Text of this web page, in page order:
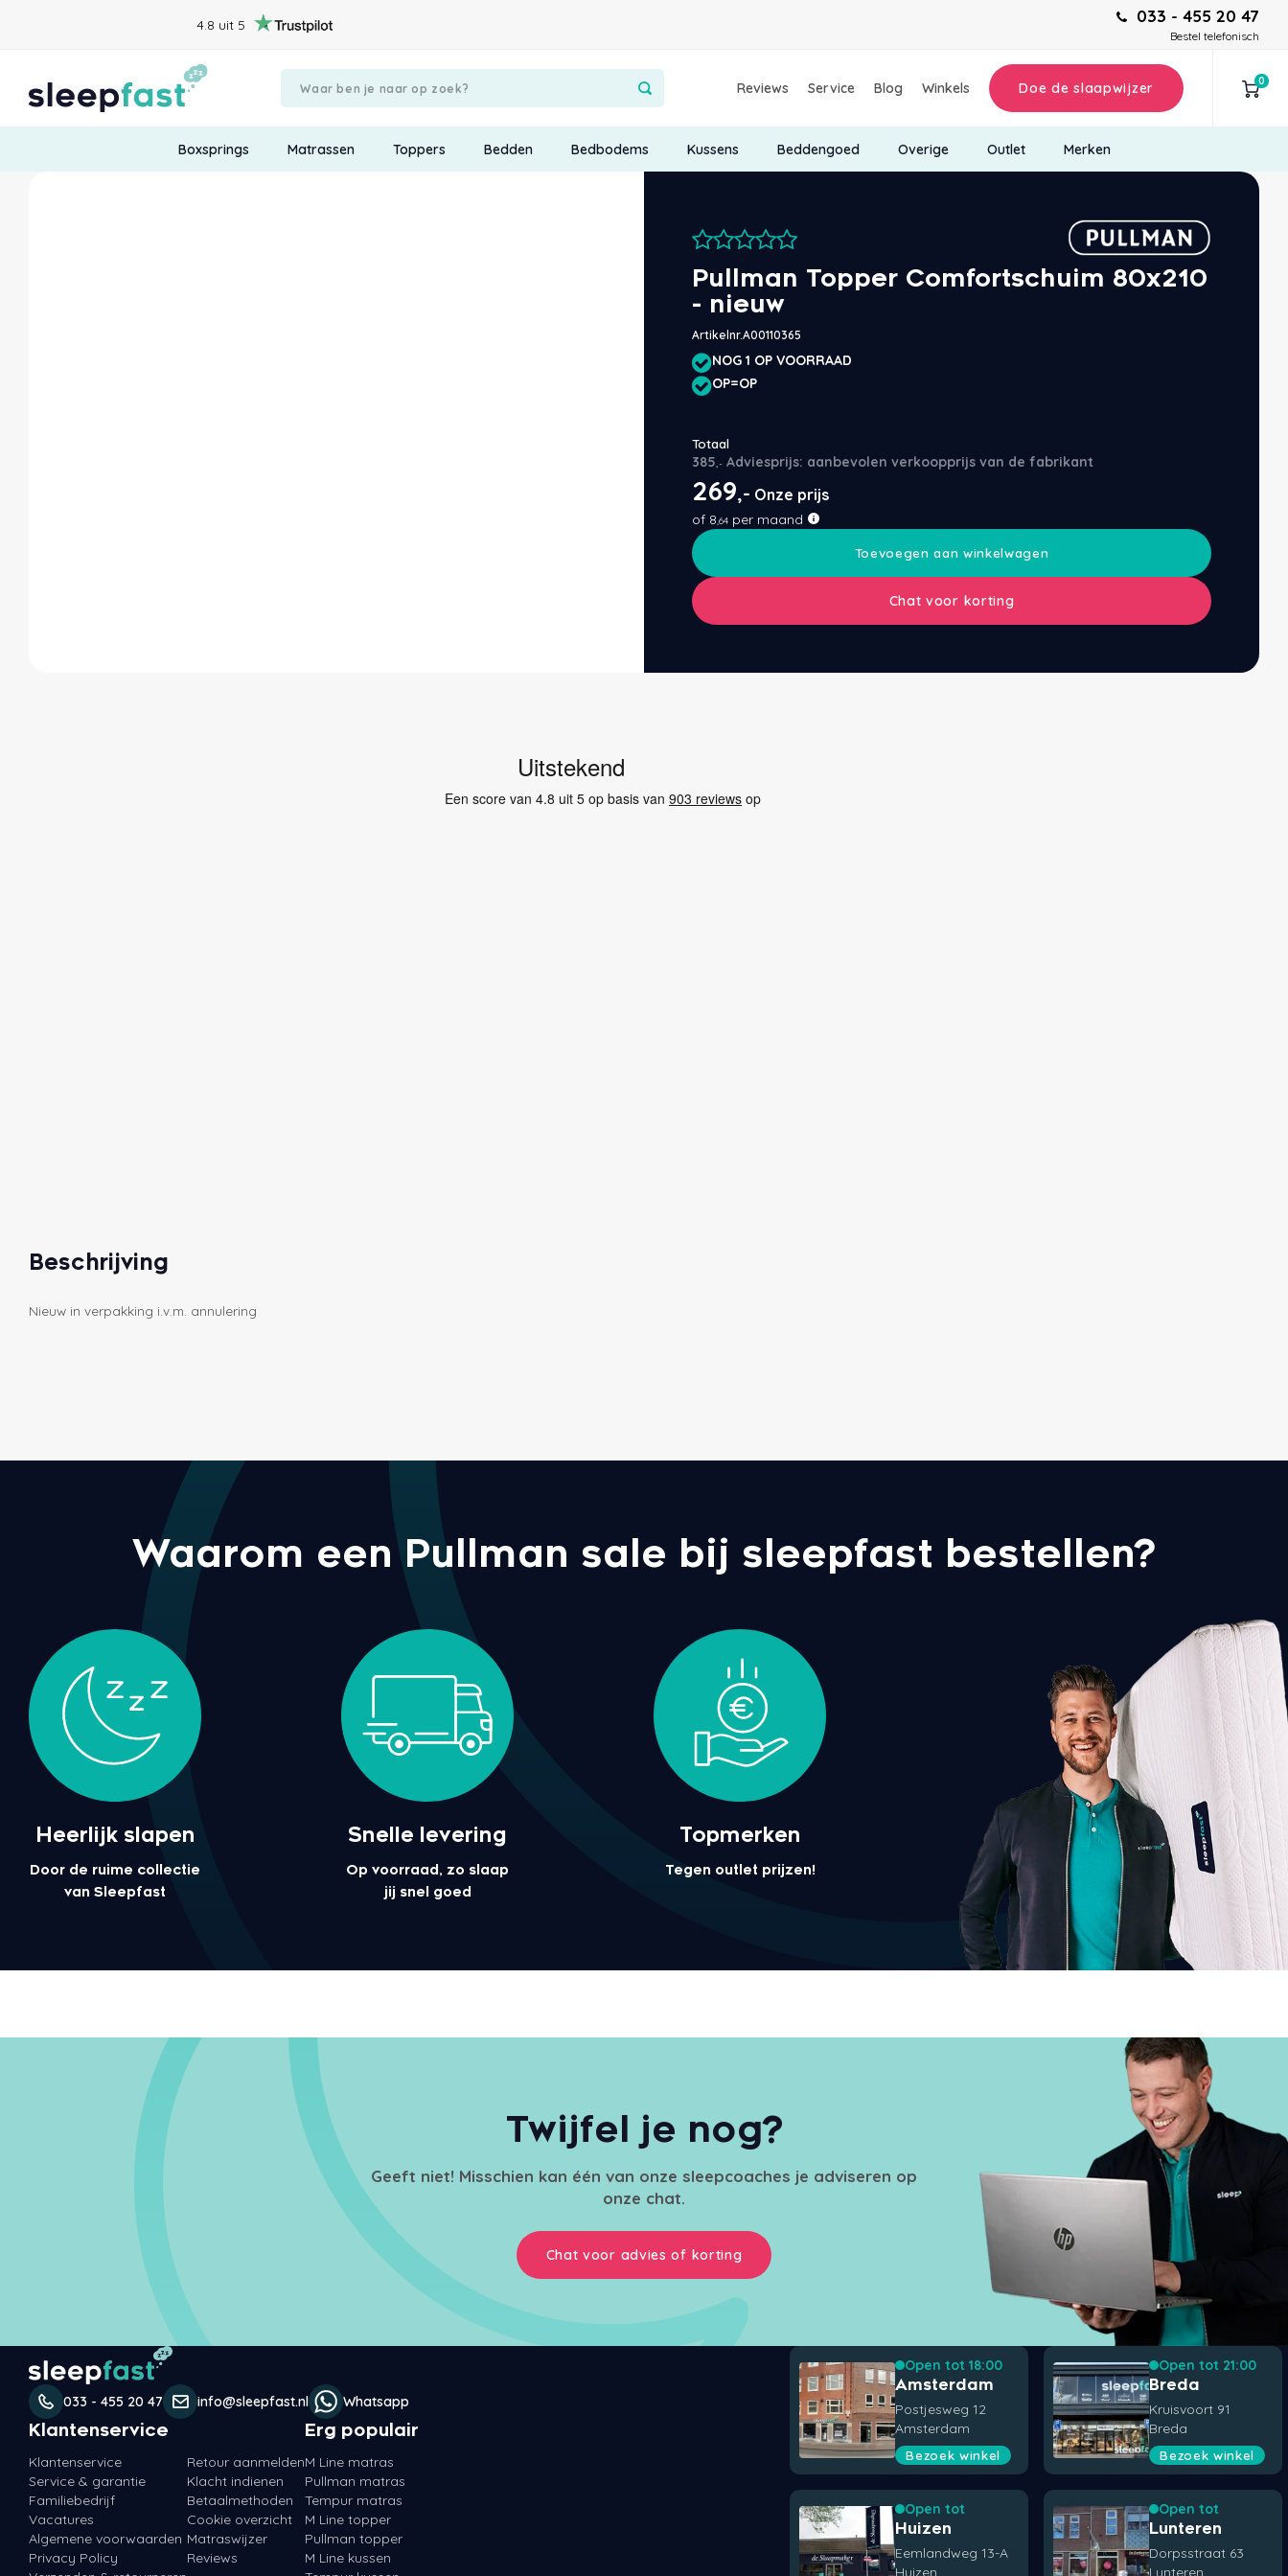
4.8 uit 5 033 - 455 20 47
Bestel telefonisch
Reviews Service Blog Winkels Doe de slaapwijzer 0
Boxsprings Matrassen Toppers Bedden Bedbodems Kussens Beddengoed Overige Outlet Merken
Pullman Topper Comfortschuim 80x210
- nieuw
Artikelnr.A00110365
NOG 1 OP VOORRAAD
OP=OP
Totaal
385 ,- Adviesprijs: aanbevolen verkoopprijs van de fabrikant
269,- Onze prijs
of 8 ,64 per maand
Toevoegen aan winkelwagen
Chat voor korting
Beschrijving
Nieuw in verpakking i.v.m. annulering
Waarom een Pullman sale bij sleepfast bestellen?
Heerlijk slapen
Door de ruime collectie
van Sleepfast
Snelle levering
Op voorraad, zo slaap
jij snel goed
Topmerken
Tegen outlet prijzen!
Twijfel je nog?
Geeft niet! Misschien kan één van onze sleepcoaches je adviseren op
onze chat.
Chat voor advies of korting
Open tot 18:00
Amsterdam
Postjesweg 12
Amsterdam
Bezoek winkel
Open tot 21:00
Breda
Kruisvoort 91
Breda
Bezoek winkel
Open tot
Huizen
Eemlandweg 13-A
Huizen
Open tot
Lunteren
Dorpsstraat 63
Lunteren
033 - 455 20 47 info@sleepfast.nl Whatsapp
Klantenservice
Klantenservice
Service & garantie
Familiebedrijf
Vacatures
Algemene voorwaarden
Privacy Policy
Retour aanmelden
Klacht indienen
Betaalmethoden
Cookie overzicht
Matraswijzer
Reviews
Erg populair
M Line matras
Pullman matras
Tempur matras
M Line topper
Pullman topper
M Line kussen